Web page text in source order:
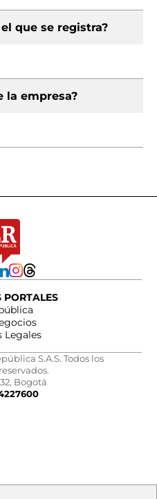
que se registra?
la empresa?
PORTALES
Legales
S.A.S. Todos los
Bogotá